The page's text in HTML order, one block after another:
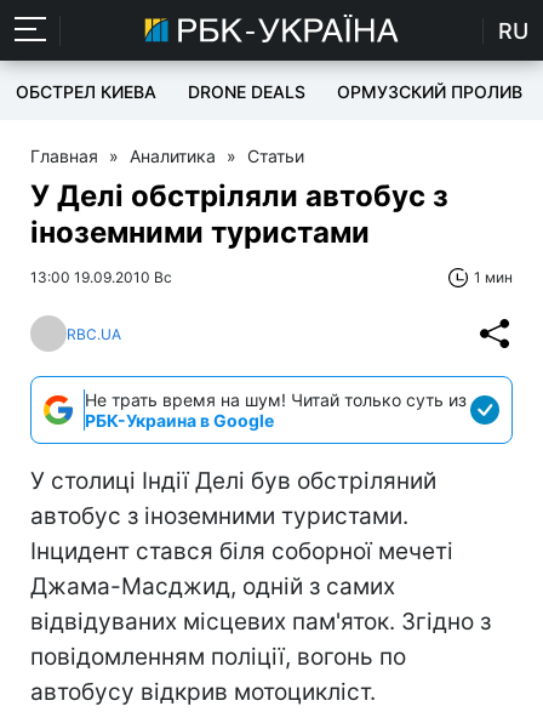
RU
ОБСТРЕЛ КИЕВА DRONE DEALS ОРМУЗСКИЙ ПРОЛИВ
Главная » Аналитика » Статьи
У Делі обстріляли автобус з
іноземними туристами
13:00 19.09.2010 Вс 1 мин
RBC.UA
Не трать время на шум! Читай только суть из
РБК-Украина в Google
У столиці Індії Делі був обстріляний
автобус з іноземними туристами.
Інцидент стався біля соборної мечеті
Джама-Масджид, одній з самих
відвідуваних місцевих пам'яток. Згідно з
повідомленням поліції, вогонь по
автобусу відкрив мотоцикліст.